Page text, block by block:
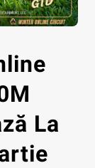
La